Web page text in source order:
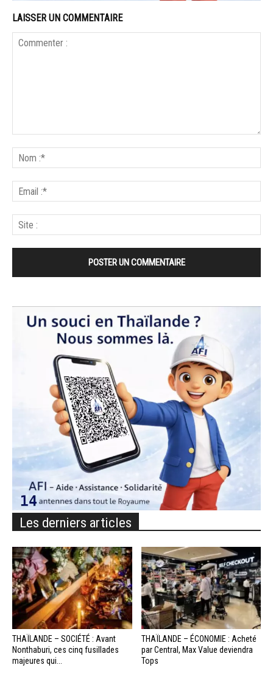
LAISSER UN COMMENTAIRE
Les derniers articles
THAÏLANDE – SOCIÉTÉ : Avant
Nonthaburi, ces cinq fusillades
majeures qui...
THAÏLANDE – ÉCONOMIE : Acheté
par Central, Max Value deviendra
Tops